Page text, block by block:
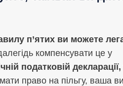
п’ятих ви можете
компенсувати це у
податковій
право на пільгу, ваша